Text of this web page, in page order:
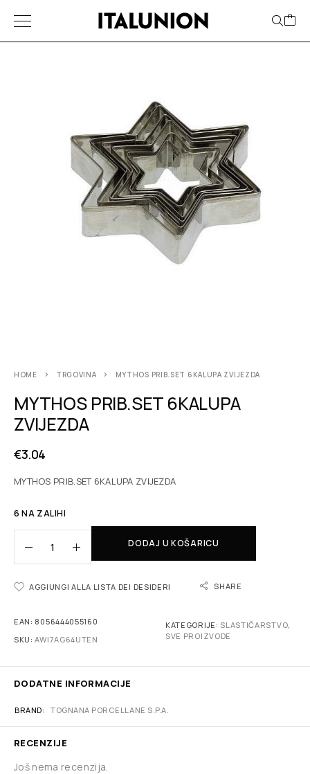
HOME TRGOVINA MYTHOS PRIB.SET 6KALUPA ZVIJEZDA
MYTHOS PRIB.SET 6KALUPA
ZVIJEZDA
€3.04
MYTHOS PRIB.SET 6KALUPA ZVIJEZDA
6 NA ZALIHI
DODAJ U KOŠARICU
AGGIUNGI ALLA LISTA DEI DESIDERI SHARE
EAN: 8056444055160
SKU:AWI7AG64UTEN
KATEGORIJE: SLASTIČARSTVO,
SVE PROIZVODE
DODATNE INFORMACIJE
BRAND TOGNANA PORCELLANE S.P.A.
RECENZIJE
Još nema recenzija.